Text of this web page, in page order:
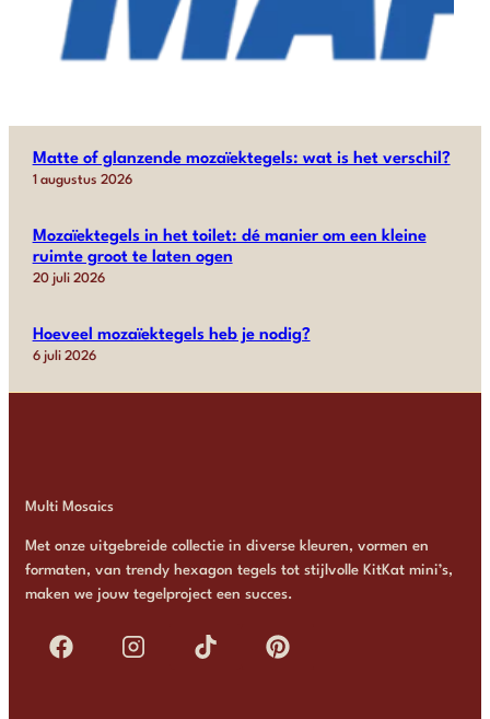
Matte of glanzende mozaïektegels: wat is het verschil?
1 augustus 2026
Mozaïektegels in het toilet: dé manier om een kleine
ruimte groot te laten ogen
20 juli 2026
Hoeveel mozaïektegels heb je nodig?
6 juli 2026
Multi Mosaics
Met onze uitgebreide collectie in diverse kleuren, vormen en
formaten, van trendy hexagon tegels tot stijlvolle KitKat mini’s,
maken we jouw tegelproject een succes.